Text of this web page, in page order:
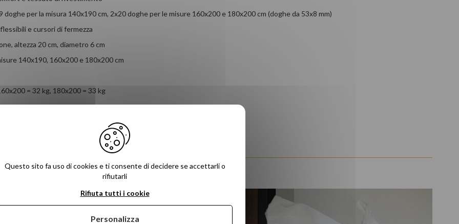
per la misura 140x190 cm, 2x20 doghe per le misure 160x200 e 180x200 cm (doghe da 53x8 mm)
e cursori di fermezza
altezza 20 cm, diametro 6 cm
140x190, 160x200 e 180x200 cm
= 32 kg, 180x200 = 33 kg
Questo sito fa uso di cookies e ti consente di decidere se accettarli o
rifiutarli
Rifiuta tutti i cookie
Personalizza